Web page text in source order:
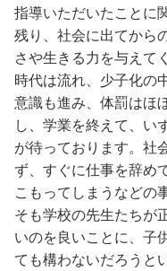
指導いただいたことに
残り、社会に出てから
さや生きる力を与えて
時代は流れ、少子化の
意識も進み、体罰はほ
し、学業を終えて、い
が待っております。社
ず、すぐに仕事を辞め
こもってしまうなどの
そも学校の先生たちが
いのを良いことに、子
ても構わないだろうと